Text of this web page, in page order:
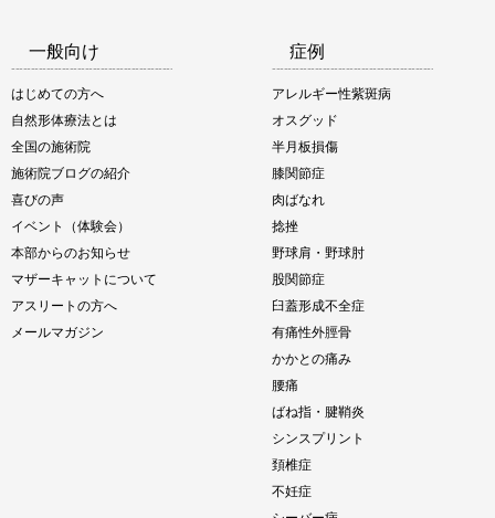
一般向け
はじめての方へ
自然形体療法とは
全国の施術院
施術院ブログの紹介
喜びの声
イベント（体験会）
本部からのお知らせ
マザーキャットについて
アスリートの方へ
メールマガジン
症例
アレルギー性紫斑病
オスグッド
半月板損傷
膝関節症
肉ばなれ
捻挫
野球肩・野球肘
股関節症
臼蓋形成不全症
有痛性外脛骨
かかとの痛み
腰痛
ばね指・腱鞘炎
シンスプリント
頚椎症
不妊症